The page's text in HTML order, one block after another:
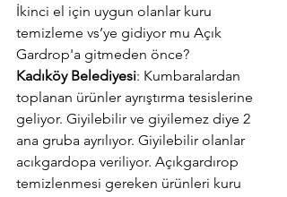
İkinci el için uygun olanlar kuru
temizleme vs’ye gidiyor mu Açık
Gardrop'a gitmeden önce?
Kadıköy Belediyesi: Kumbaralardan
toplanan ürünler ayrıştırma tesislerine
geliyor. Giyilebilir ve giyilemez diye 2
ana gruba ayrılıyor. Giyilebilir olanlar
acıkgardopa veriliyor. Açıkgardırop
temizlenmesi gereken ürünleri kuru